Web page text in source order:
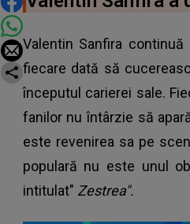
Valentin Sanfira
fiecare dată să
începutul carierei sale.
fanilor nu întârzie să
este revenirea sa pe
populară nu este unul
intitulat" Zestrea".